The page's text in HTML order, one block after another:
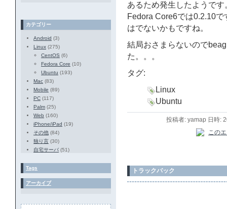
あるため発生したようで
Fedora Core6では0.2.10
はでないかもですね。
結局おさまらないので
た。。。
タグ:
Linux
Ubuntu
投稿者: yamap 日時:
トラックバック
カテゴリー
Android (3)
Linux (275)
CentOS (6)
Fedora Core (10)
Ubuntu (193)
Mac (83)
Mobile (89)
PC (117)
Palm (25)
Web (160)
iPhone/iPad (19)
その他 (84)
独り言 (30)
自宅サーバ (51)
Tags
アーカイブ